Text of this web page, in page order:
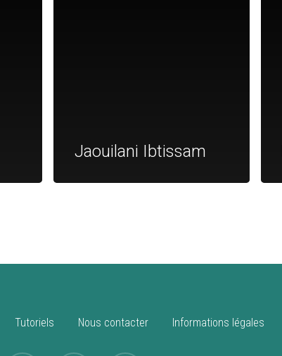
Jaouilani Ibtissam
Tutoriels Nous contacter Informations légales